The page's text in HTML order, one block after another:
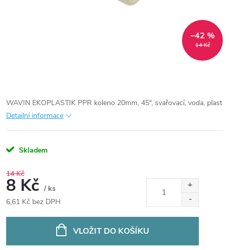
14 Kč
–42 %
WAVIN EKOPLASTIK PPR koleno 20mm, 45°, svařovací, voda, plast
Detailní informace
Skladem
14 Kč
8 Kč / ks
6,61 Kč bez DPH
VLOŽIT DO KOŠÍKU